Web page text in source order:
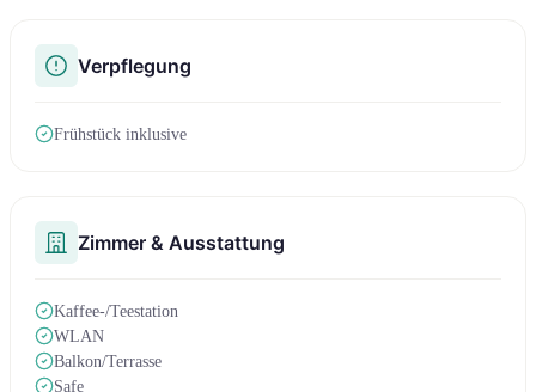
Verpflegung
Frühstück inklusive
Zimmer & Ausstattung
Kaffee-/Teestation
WLAN
Balkon/Terrasse
Safe